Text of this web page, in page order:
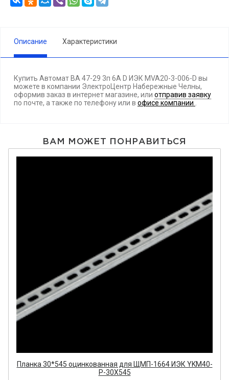
Описание Характеристики
Купить Автомат ВА 47-29 3п 6А D ИЭК MVA20-3-006-D вы
можете в компании ЭлектроЦентр Набережные Челны,
оформив заказ в интернет магазине, или отправив заявку
по почте, а также по телефонуили в офисе компании
ВАМ МОЖЕТ ПОНРАВИТЬСЯ
Планка 30*545 оцинкованная для ЩМП-1664 ИЭК YKM40-
P-30X545